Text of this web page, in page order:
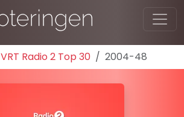
VRT Radio 2 Top 30 2004-48